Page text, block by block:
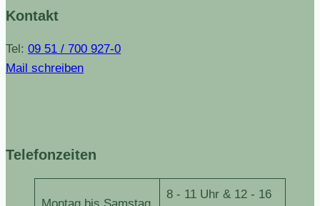
Kontakt
Tel: 09 51 / 700 927-0
Mail schreiben
Telefonzeiten
Montag bis Samstag
8 - 11 Uhr & 12 - 16